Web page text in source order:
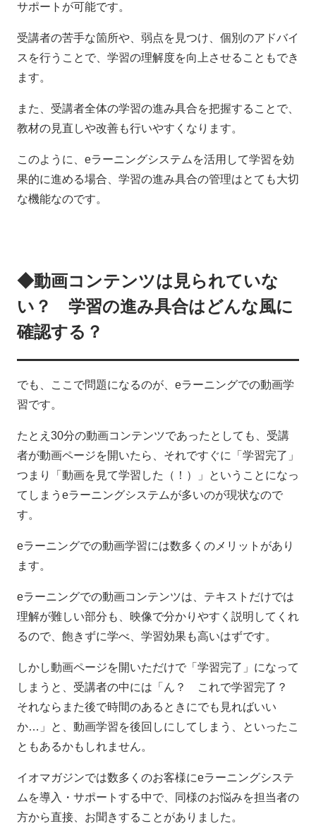
サポートが可能です。
受講者の苦手な箇所や、弱点を見つけ、個別のアドバイ
スを行うことで、学習の理解度を向上させることもでき
ます。
また、受講者全体の学習の進み具合を把握することで、
教材の見直しや改善も行いやすくなります。
このように、eラーニングシステムを活用して学習を効
果的に進める場合、学習の進み具合の管理はとても大切
な機能なのです。
◆動画コンテンツは見られていな
い？ 学習の進み具合はどんな風に
確認する？
でも、ここで問題になるのが、eラーニングでの動画学
習です。
たとえ30分の動画コンテンツであったとしても、受講
者が動画ページを開いたら、それですぐに「学習完了」
つまり「動画を見て学習した（！）」ということになっ
てしまうeラーニングシステムが多いのが現状なので
す。
eラーニングでの動画学習には数多くのメリットがあり
ます。
eラーニングでの動画コンテンツは、テキストだけでは
理解が難しい部分も、映像で分かりやすく説明してくれ
るので、飽きずに学べ、学習効果も高いはずです。
しかし動画ページを開いただけで「学習完了」になって
しまうと、受講者の中には「ん？ これで学習完了？
それならまた後で時間のあるときにでも見ればいい
か…」と、動画学習を後回しにしてしまう、といったこ
ともあるかもしれません。
イオマガジンでは数多くのお客様にeラーニングシステ
ムを導入・サポートする中で、同様のお悩みを担当者の
方から直接、お聞きすることがありました。